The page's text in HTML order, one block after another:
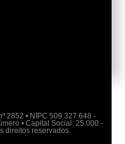
2852 • NIPC 509 327 648 -
• Capital Social: 25.000 -
direitos reservados.